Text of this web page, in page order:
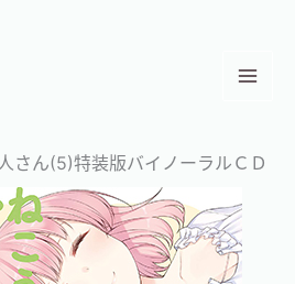
さん(5)特装版バイノーラルＣＤ